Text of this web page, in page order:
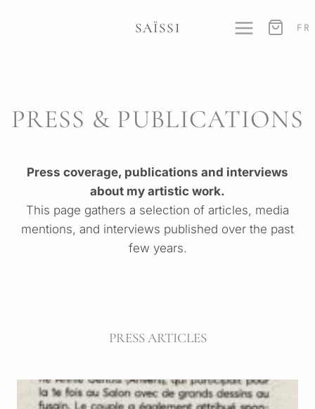
SAÏSSI FR
PRESS & PUBLICATIONS
Press coverage, publications and interviews
about my artistic work.
This page gathers a selection of articles, media
mentions, and interviews published over the past
few years.
PRESS ARTICLES